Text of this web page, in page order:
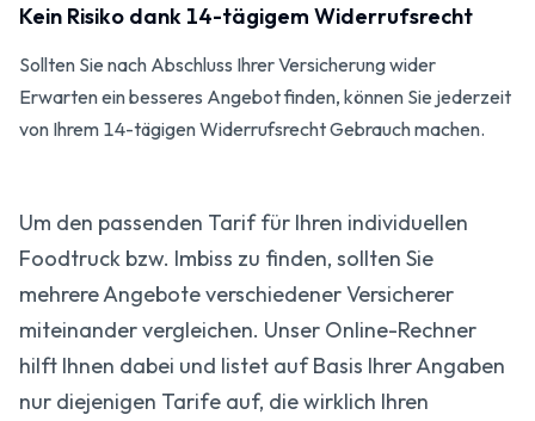
Kein Risiko dank 14-tägigem Widerrufsrecht
Sollten Sie nach Abschluss Ihrer Versicherung wider
Erwarten ein besseres Angebot finden, können Sie jederzeit
von Ihrem 14-tägigen Widerrufsrecht Gebrauch machen.
Um den passenden Tarif für Ihren individuellen
Foodtruck bzw. Imbiss zu finden, sollten Sie
mehrere Angebote verschiedener Versicherer
miteinander vergleichen. Unser Online-Rechner
hilft Ihnen dabei und listet auf Basis Ihrer Angaben
nur diejenigen Tarife auf, die wirklich Ihren